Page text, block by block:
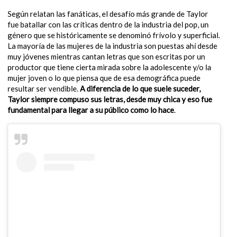
Según relatan las fanáticas, el desafío más grande de Taylor
fue batallar con las críticas dentro de la industria del pop, un
género que se históricamente se denominó frívolo y superficial.
La mayoría de las mujeres de la industria son puestas ahí desde
muy jóvenes mientras cantan letras que son escritas por un
productor que tiene cierta mirada sobre la adolescente y/o la
mujer joven o lo que piensa que de esa demográfica puede
resultar ser vendible.A diferencia de lo que suele suceder,
Taylor siempre compuso sus letras, desde muy chica y eso fue
fundamental para llegar a su público como lo hace.